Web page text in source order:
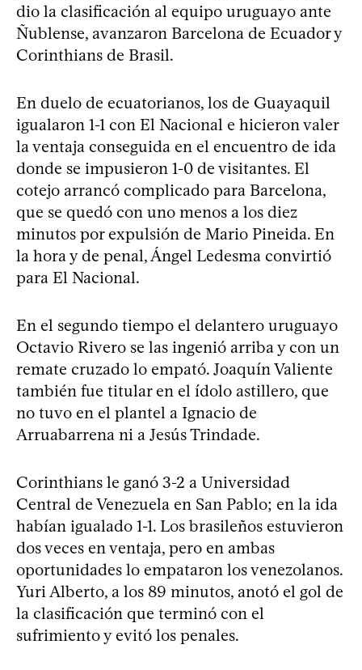
dio la clasificación al equipo uruguayo ante
Ñublense, avanzaron Barcelona de Ecuador y
Corinthians de Brasil.
En duelo de ecuatorianos, los de Guayaquil
igualaron 1-1 con El Nacional e hicieron valer
la ventaja conseguida en el encuentro de ida
donde se impusieron 1-0 de visitantes. El
cotejo arrancó complicado para Barcelona,
que se quedó con uno menos a los diez
minutos por expulsión de Mario Pineida. En
la hora y de penal, Ángel Ledesma convirtió
para El Nacional.
En el segundo tiempo el delantero uruguayo
Octavio Rivero se las ingenió arriba y con un
remate cruzado lo empató. Joaquín Valiente
también fue titular en el ídolo astillero, que
no tuvo en el plantel a Ignacio de
Arruabarrena ni a Jesús Trindade.
Corinthians le ganó 3-2 a Universidad
Central de Venezuela en San Pablo; en la ida
habían igualado 1-1. Los brasileños estuvieron
dos veces en ventaja, pero en ambas
oportunidades lo empataron los venezolanos.
Yuri Alberto, a los 89 minutos, anotó el gol de
la clasificación que terminó con el
sufrimiento y evitó los penales.